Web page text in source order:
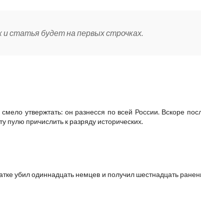
статья будет на первых строчках.
утвержтать: он разнесся по всей России. Вскоре
пулю причислить к разряду исторических.
убил одиннадцать немцев и получил шестнадцать